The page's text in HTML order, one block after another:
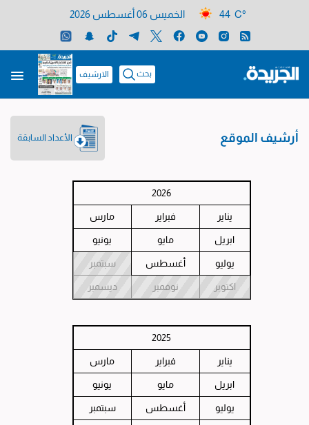
44 C° الخميس 06 أغسطس 2026
بحث الارشيف
أرشيف الموقع الأعداد السابقة
2026
يناير فبراير مارس
ابريل مايو يونيو
يوليو أغسطس سبتمبر
اكتوبر نوفمبر ديسمبر
2025
يناير فبراير مارس
ابريل مايو يونيو
يوليو أغسطس سبتمبر